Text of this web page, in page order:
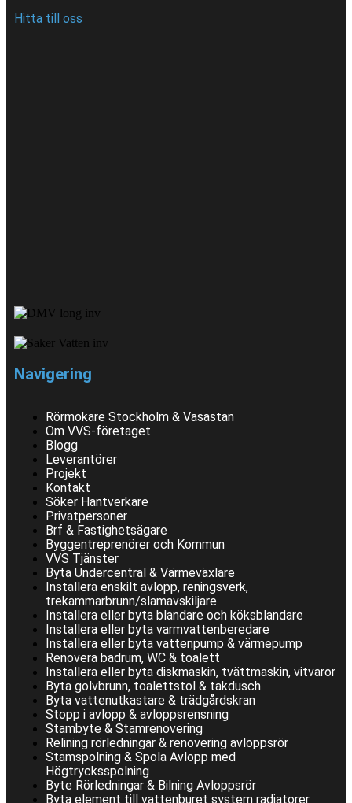
Hitta till oss
Navigering
Rörmokare Stockholm & Vasastan
Om VVS-företaget
Blogg
Leverantörer
Projekt
Kontakt
Söker Hantverkare
Privatpersoner
Brf & Fastighetsägare
Byggentreprenörer och Kommun
VVS Tjänster
Byta Undercentral & Värmeväxlare
Installera enskilt avlopp, reningsverk,
trekammarbrunn/slamavskiljare
Installera eller byta blandare och köksblandare
Installera eller byta varmvattenberedare
Installera eller byta vattenpump & värmepump
Renovera badrum, WC & toalett
Installera eller byta diskmaskin, tvättmaskin, vitvaror
Byta golvbrunn, toalettstol & takdusch
Byta vattenutkastare & trädgårdskran
Stopp i avlopp & avloppsrensning
Stambyte & Stamrenovering
Relining rörledningar & renovering avloppsrör
Stamspolning & Spola Avlopp med
Högtrycksspolning
Byte Rörledningar & Bilning Avloppsrör
Byta element till vattenburet system radiatorer